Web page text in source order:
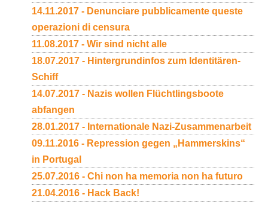
14.11.2017 - Denunciare pubblicamente queste
operazioni di censura
11.08.2017 - Wir sind nicht alle
18.07.2017 - Hintergrundinfos zum Identitären-
Schiff
14.07.2017 - Nazis wollen Flüchtlingsboote
abfangen
28.01.2017 - Internationale Nazi-Zusammenarbeit
09.11.2016 - Repression gegen „Hammerskins“
in Portugal
25.07.2016 - Chi non ha memoria non ha futuro
21.04.2016 - Hack Back!